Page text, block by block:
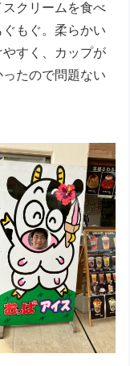
クリームを食べ
もぐ。柔らかい
すく、カップが
たので問題ない